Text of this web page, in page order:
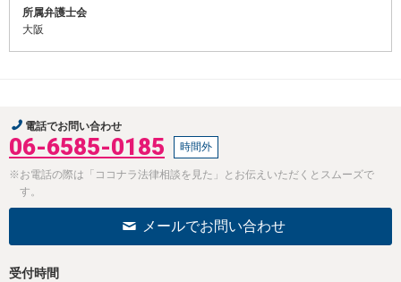
所属弁護士会
大阪
電話でお問い合わせ
06-6585-0185 時間外
※お電話の際は「ココナラ法律相談を見た」とお伝えいただくとスムーズで
す。
メールでお問い合わせ
受付時間